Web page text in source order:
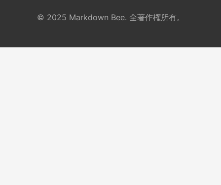
© 2025 Markdown Bee. 全著作権所有。